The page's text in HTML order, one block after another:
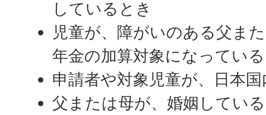
しているとき
児童が、障がいのある父ま
年金の加算対象になってい
申請者や対象児童が、日本
父または母が、婚姻してい